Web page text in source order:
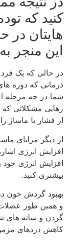
کنید که
هایتان در
این منجر
در حالی‌ که یک فرد
درمانی که دوره‌ های
شما در چه مرحله‌ ای
رهایی مشکلاتی که
از فشار یا ماساژ را
از دیگر مزایای
افزایش انرژی اشاره
افزایش انرژی خود
بیشتری کنید.
بهبود گردش خون در
و همین‌ طور عضلات
گردن و شانه‌ های
کاهش دردهای مزمن